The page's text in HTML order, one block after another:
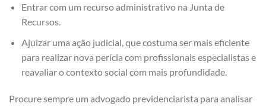
Entrar com um recurso administrativo na Junta de
Recursos.
Ajuizar uma ação judicial, que costuma ser mais eficiente
para realizar nova perícia com profissionais especialistas e
reavaliar o contexto social com mais profundidade.
Procure sempre um advogado previdenciarista para analisar